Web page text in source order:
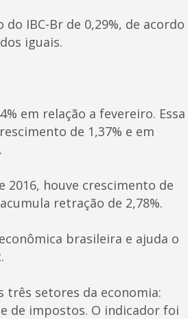
IBC-Br de 0,29%, de acordo
iguais.
em relação a fevereiro. Essa
de 1,37% e em
houve crescimento de
retração de 2,78%.
brasileira e ajuda o
três setores da economia:
de impostos. O indicador foi